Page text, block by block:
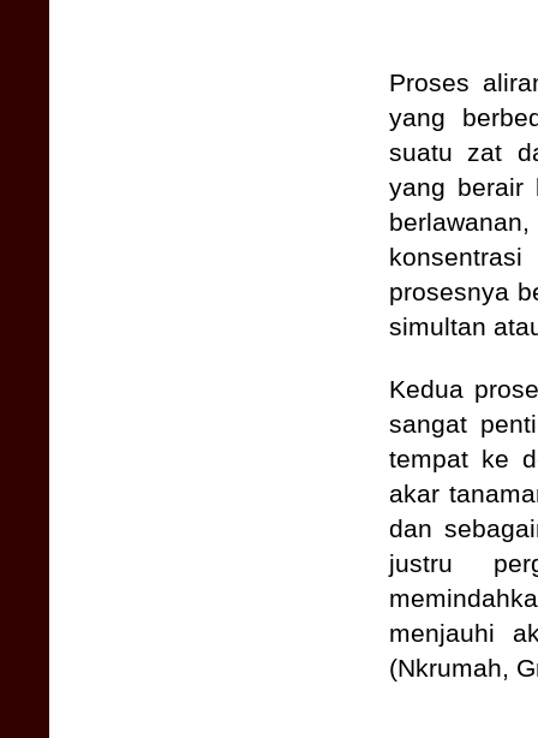
Proses
yang
suatu zat
yang berair
prosesnya
simultan
Kedua
sangat
tempat ke
akar
dan
justru
menjauhi
(Nkrumah,